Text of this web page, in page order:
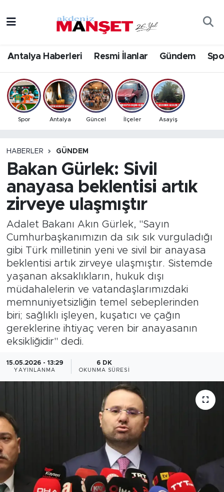
Antalya Haberleri Resmi İlanlar Gündem
Spor Antalya Güncel İlçeler Asayiş
HABERLER GÜNDEM
Bakan Gürlek: Sivil
anayasa beklentisi artık
zirveye ulaşmıştır
Adalet Bakanı Akın Gürlek, "Sayın
Cumhurbaşkanımızın da sık sık vurguladığı
gibi Türk milletinin yeni ve sivil bir anayasa
beklentisi artık zirveye ulaşmıştır. Sistemde
yaşanan aksaklıkların, hukuk dışı
müdahalelerin ve vatandaşlarımızdaki
memnuniyetsizliğin temel sebeplerinden
biri; sağlıklı işleyen, kuşatıcı ve çağın
gereklerine ihtiyaç veren bir anayasanın
eksikliğidir" dedi.
15.05.2026 - 13:29
YAYINLANMA
6 DK
OKUNMA SÜRESI
Bilim & Teknoloji
Eğitim
Ekonomi
Gündem
İlçeler
Magazin
Özel Haber
Politika
Resmi İlanlar
Sağlık
Spor
Antalya Hava Durumu
Antalya Namaz Vakitleri
Antalya Trafik Yoğunluk Haritası
Tüm Manşetler
Son Dakika Haberleri